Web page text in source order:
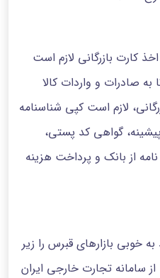
کارت بازرگانی لازم است
صادرات و واردات کالا
لازم است کپی شناسنامه
گواهی کد پستی،
از بانک و پرداخت هزینه
خوبی بازارهای قبرس را زیر
سامانه تجارت خارجی ایران